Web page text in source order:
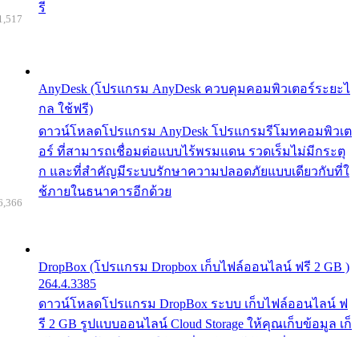
รี
AnyDesk (โปรแกรม AnyDesk ควบคุมคอมพิวเตอร์ระยะไ
กล ใช้ฟรี)
ดาวน์โหลดโปรแกรม AnyDesk โปรแกรมรีโมทคอมพิวเต
อร์ ที่สามารถเชื่อมต่อแบบไร้พรมแดน รวดเร็มไม่มีกระตุ
ก และที่สำคัญมีระบบรักษาความปลอดภัยแบบเดียวกับที่ใ
ช้ภายในธนาคารอีกด้วย
DropBox (โปรแกรม Dropbox เก็บไฟล์ออนไลน์ ฟรี 2 GB )
264.4.3385
ดาวน์โหลดโปรแกรม DropBox ระบบ เก็บไฟล์ออนไลน์ ฟ
รี 2 GB รูปแบบออนไลน์ Cloud Storage ให้คุณเก็บข้อมูล เก็